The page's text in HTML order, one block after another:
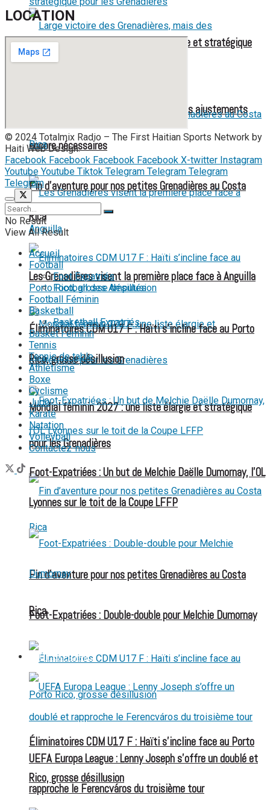
Large victoire des Grenadières, mais des ajustements
encore nécessaires
Les Grenadières visent la première place face à Anguilla
Mondial féminin 2027 : une liste élargie et stratégique
pour les Grenadières
Fin d’aventure pour nos petites Grenadières au Costa
Rica
Éliminatoires CDM U17 F : Haïti s’incline face au Porto
Rico, grosse désillusion
Mondial féminin 2027 : une liste élargie et stratégique
Fin d’aventure pour nos petites Grenadières au Costa
Rica
Éliminatoires CDM U17 F : Haïti s’incline face au Porto
Rico, grosse désillusion
Foot-Expatriées : Un but de Melchie Daëlle Dumornay, l’OL
Lyonnes sur le toit de la Coupe LFFP
Foot-Expatriées : Double-double pour Melchie Dumornay
FOOT EXPATRIÉS
UEFA Europa League : Lenny Joseph s’offre un doublé et
rapproche le Ferencváros du troisième tour
LOCATION
© 2024 Totalmix Radio – The First Haitian Sports Network by
Haiti Web Design.
Facebook Facebook Facebook Facebook X-twitter Instagram
Youtube Youtube Tiktok Telegram Telegram Telegram
Telegram
No Result
View All Result
Accueil
Football
Foot Expatriés
Football des Amputés
Football Féminin
Basketball
Basketball Expatriés
Basket Féminin
Tennis
Tennis de table
Athlétisme
Boxe
Cyclisme
Judo
Karaté
Natation
Volleyball
Contactez-nous